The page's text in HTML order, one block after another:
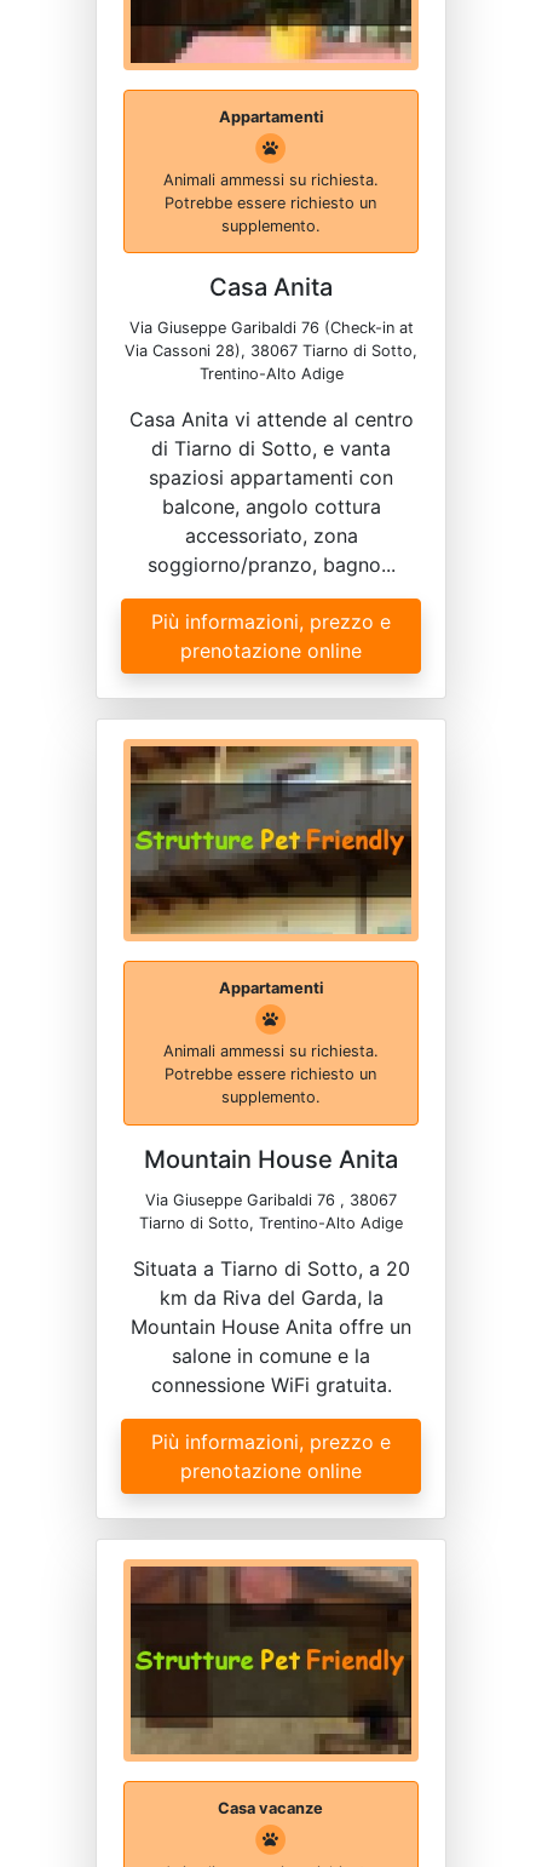
Appartamenti
Animali ammessi su richiesta.
Potrebbe essere richiesto un
supplemento.
Casa Anita
Via Giuseppe Garibaldi 76 (Check-in at
Via Cassoni 28), 38067 Tiarno di Sotto,
Trentino-Alto Adige
Casa Anita vi attende al centro
di Tiarno di Sotto, e vanta
spaziosi appartamenti con
balcone, angolo cottura
accessoriato, zona
soggiorno/pranzo, bagno...
Più informazioni, prezzo e
prenotazione online
Appartamenti
Animali ammessi su richiesta.
Potrebbe essere richiesto un
supplemento.
Mountain House Anita
Via Giuseppe Garibaldi 76 , 38067
Tiarno di Sotto, Trentino-Alto Adige
Situata a Tiarno di Sotto, a 20
km da Riva del Garda, la
Mountain House Anita offre un
salone in comune e la
connessione WiFi gratuita.
Più informazioni, prezzo e
prenotazione online
Casa vacanze